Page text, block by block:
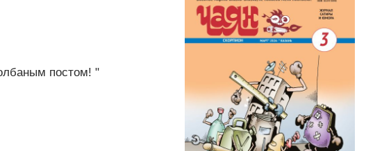
постом! "